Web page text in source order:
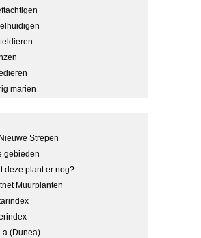
marien
Strepen
gebieden
deze plant er nog?
Muurplanten
a (Dunea)